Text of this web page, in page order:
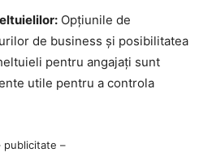
Opțiunile de
de business și posibilitatea
pentru angajați sunt
utile pentru a controla
publicitate –